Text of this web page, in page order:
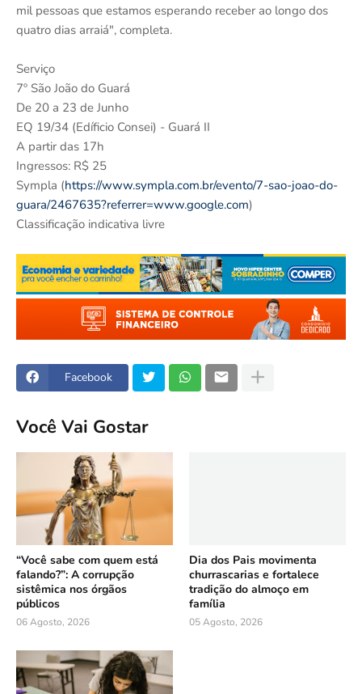
mil pessoas que estamos esperando receber ao longo dos
quatro dias arraiá", completa.
Serviço
7º São João do Guará
De 20 a 23 de Junho
EQ 19/34 (Edíficio Consei) - Guará II
A partir das 17h
Ingressos: R$ 25
Sympla (https://www.sympla.com.br/evento/7-sao-joao-do-
guara/2467635?referrer=www.google.com)
Classificação indicativa livre
Facebook
Você Vai Gostar
“Você sabe com quem está
falando?”: A corrupção
sistêmica nos órgãos
públicos
06 Agosto, 2026
Dia dos Pais movimenta
churrascarias e fortalece
tradição do almoço em
família
05 Agosto, 2026